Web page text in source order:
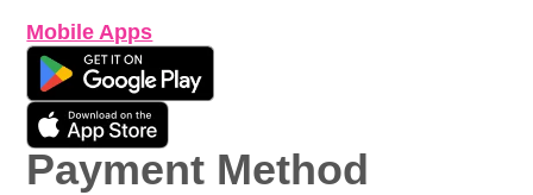
Mobile Apps
Payment Method